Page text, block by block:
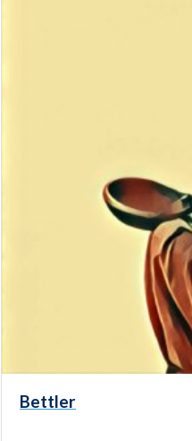
Bettler